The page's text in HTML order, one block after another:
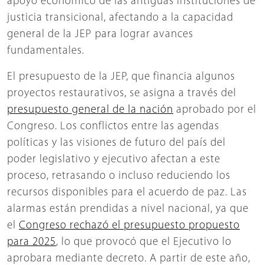
justicia transicional, afectando a la capacidad
general de la JEP para lograr avances
fundamentales.
El presupuesto de la JEP, que financia algunos
proyectos restaurativos, se asigna a través del
presupuesto general de la nación aprobado por el
Congreso. Los conflictos entre las agendas
políticas y las visiones de futuro del país del
poder legislativo y ejecutivo afectan a este
proceso, retrasando o incluso reduciendo los
recursos disponibles para el acuerdo de paz. Las
alarmas están prendidas a nivel nacional, ya que
el Congreso rechazó el presupuesto propuesto
para 2025, lo que provocó que el Ejecutivo lo
aprobara mediante decreto. A partir de este año,